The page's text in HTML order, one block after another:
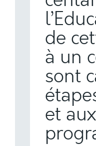
de
à un
sont
et